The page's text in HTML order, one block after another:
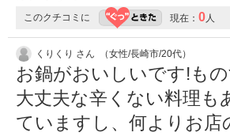
このクチコミに 現在： 0人
くりくり さん （女性/長崎市/20代）
お鍋がおいしいです!も
大丈夫な辛くない料理
ていますし、何よりお